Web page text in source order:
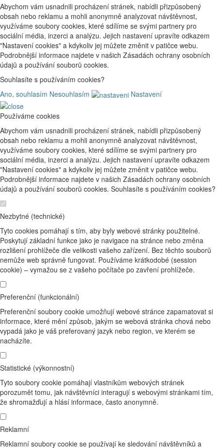
Abychom vám usnadnili procházení stránek, nabídli přizpůsobený
obsah nebo reklamu a mohli anonymně analyzovat návštěvnost,
využíváme soubory cookies, které sdílíme se svými partnery pro
sociální média, inzerci a analýzu. Jejich nastavení upravíte odkazem
"Nastavení cookies" a kdykoliv jej můžete změnit v patičce webu.
Podrobnější informace najdete v našich Zásadách ochrany osobních
údajů a používání souborů cookies.
Souhlasíte s používáním cookies?
Ano, souhlasím Nesouhlasím Nastavení
Používáme cookies
Abychom vám usnadnili procházení stránek, nabídli přizpůsobený
obsah nebo reklamu a mohli anonymně analyzovat návštěvnost,
využíváme soubory cookies, které sdílíme se svými partnery pro
sociální média, inzerci a analýzu. Jejich nastavení upravíte odkazem
"Nastavení cookies" a kdykoliv jej můžete změnit v patičce webu.
Podrobnější informace najdete v našich Zásadách ochrany osobních
údajů a používání souborů cookies. Souhlasíte s používáním cookies?
Nezbytné (technické)
Tyto cookies pomáhají s tím, aby byly webové stránky použitelné.
Poskytují základní funkce jako je navigace na stránce nebo změna
rozlišení prohlížeče dle velikosti vašeho zařízení. Bez těchto souborů
nemůže web správně fungovat. Používáme krátkodobé (session
cookie) – vymažou se z vašeho počítače po zavření prohlížeče.
Preferenční (funkcionální)
Preferenční soubory cookie umožňují webové stránce zapamatovat si
informace, které mění způsob, jakým se webová stránka chová nebo
vypadá jako je váš preferovaný jazyk nebo region, ve kterém se
nacházíte.
Statistické (výkonnostní)
Tyto soubory cookie pomáhají vlastníkům webových stránek
porozumět tomu, jak návštěvníci interagují s webovými stránkami tím,
že shromažďují a hlásí informace, často anonymně.
Reklamní
Reklamní soubory cookie se používají ke sledování návštěvníků a